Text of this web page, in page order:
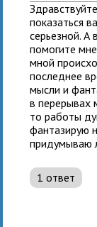
показаться
серьезной.
помогите
мной
последнее
мысли и
в перерывах
то работы
фантазирую
придумываю
1 ответ